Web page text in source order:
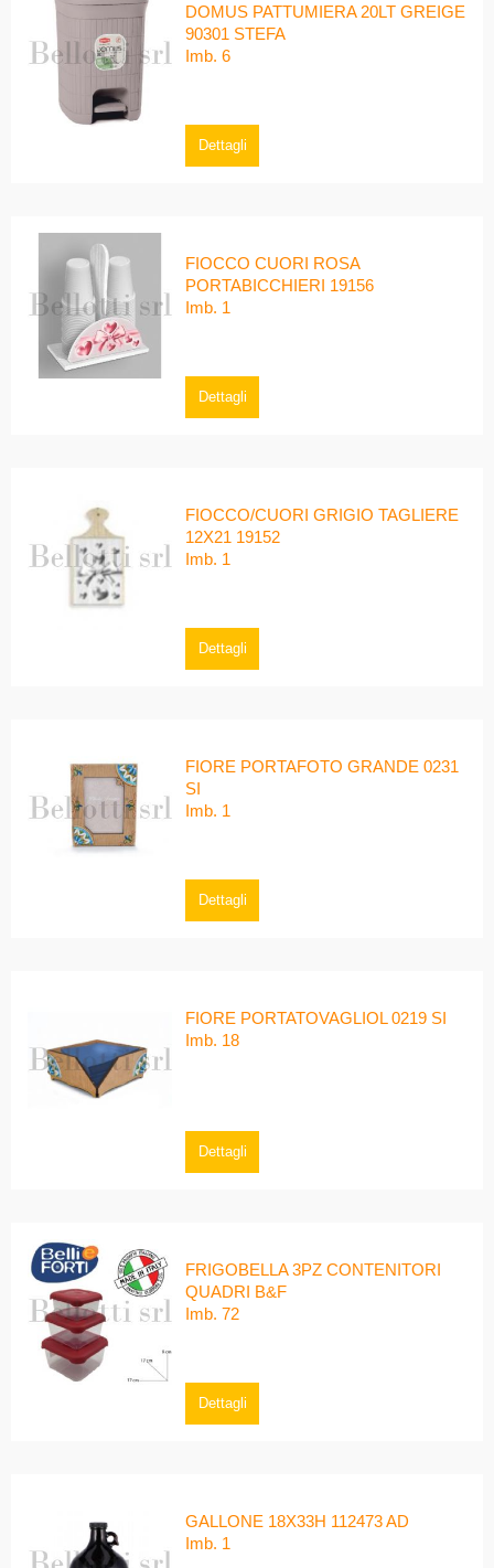
DOMUS PATTUMIERA 20LT GREIGE
90301 STEFA
Imb. 6
Dettagli
FIOCCO CUORI ROSA
PORTABICCHIERI 19156
Imb. 1
Dettagli
FIOCCO/CUORI GRIGIO TAGLIERE
12X21 19152
Imb. 1
Dettagli
FIORE PORTAFOTO GRANDE 0231
SI
Imb. 1
Dettagli
FIORE PORTATOVAGLIOL 0219 SI
Imb. 18
Dettagli
FRIGOBELLA 3PZ CONTENITORI
QUADRI B&F
Imb. 72
Dettagli
GALLONE 18X33H 112473 AD
Imb. 1